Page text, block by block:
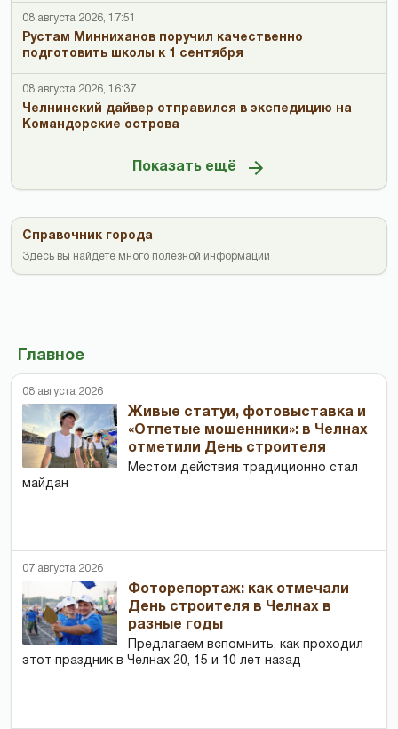
08 августа 2026, 17:51
Рустам Минниханов поручил качественно
подготовить школы к 1 сентября
08 августа 2026, 16:37
Челнинский дайвер отправился в экспедицию на
Командорские острова
Показать ещё
Справочник города
Здесь вы найдете много полезной информации
Главное
08 августа 2026
Живые статуи, фотовыставка и
«Отпетые мошенники»: в Челнах
отметили День строителя
Местом действия традиционно стал
майдан
07 августа 2026
Фоторепортаж: как отмечали
День строителя в Челнах в
разные годы
Предлагаем вспомнить, как проходил
этот праздник в Челнах 20, 15 и 10 лет назад